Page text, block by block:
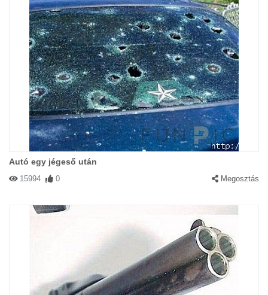
Autó egy jégeső után
15994 0 Megosztás